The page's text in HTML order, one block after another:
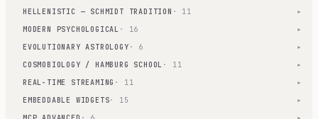
HELLENISTIC — SCHMIDT TRADITION · 11 ▾
MODERN PSYCHOLOGICAL · 16 ▾
EVOLUTIONARY ASTROLOGY · 6 ▾
COSMOBIOLOGY / HAMBURG SCHOOL · 11 ▾
REAL-TIME STREAMING · 11 ▾
EMBEDDABLE WIDGETS· 15 ▾
▾